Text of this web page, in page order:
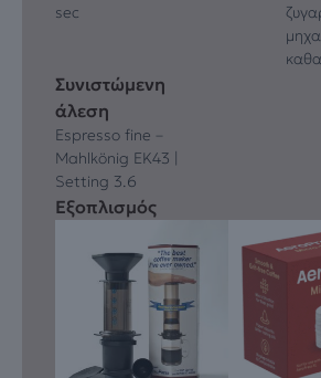
sec
Συνιστώμενη
άλεση
Espresso fine –
Mahlkönig EK43 |
Setting 3.6
Εξοπλισμός